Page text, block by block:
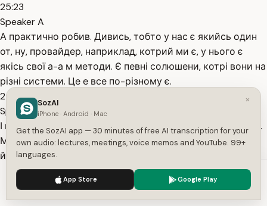
25:23
Speaker A
А практично робив. Дивись, тобто у нас є якийсь один
от, ну, провайдер, наприклад, котрий ми є, у нього є
якісь свої а-а м методи. Є певні солюшени, котрі вони на
різні системи. Це е все по-різному є.
25:46
Speaker A
І ми перевіряємо того, ото, що ви, як він взагалі працює.
Ми дивимося, ну, локально, грубо кажучи, направляємо
його типа і е-е локально направляємо. Це як? Я от не
розумію.
25:57
Speaker A
We use cookies to enhance your experience.
×
SozAI
iPhone · Android · Mac
Get the SozAI app — 30 minutes of free AI transcription for your
own audio: lectures, meetings, voice memos and YouTube. 99+
languages.
App Store Google Play